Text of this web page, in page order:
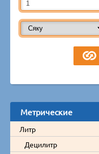
Метрические
Литр
Децилитр